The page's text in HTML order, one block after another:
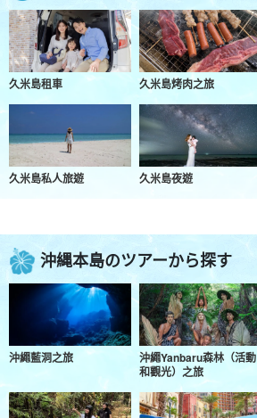
久米島租車 久米島烤肉之旅
久米島私人旅遊 久米島夜遊
沖縄本島のツアーから探す
沖繩藍洞之旅
沖繩Yanbaru森林（活動
和觀光）之旅